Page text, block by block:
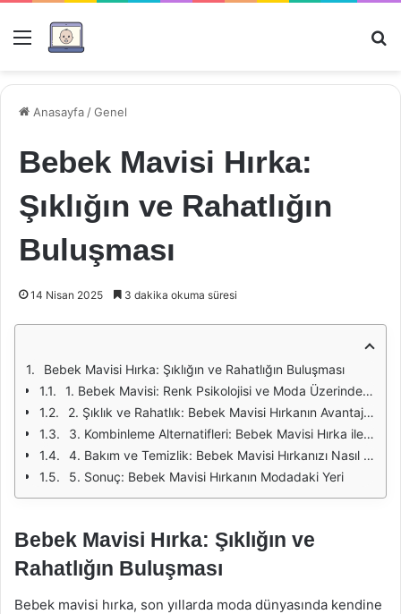
Menü
Anasayfa /Genel
Bebek Mavisi Hırka:
Şıklığın ve Rahatlığın
Buluşması
14 Nisan 2025 3 dakika okuma süresi
Bebek Mavisi Hırka: Şıklığın ve Rahatlığın Buluşması
1. Bebek Mavisi: Renk Psikolojisi ve Moda Üzerindeki Etkisi
2. Şıklık ve Rahatlık: Bebek Mavisi Hırkanın Avantajları
3. Kombinleme Alternatifleri: Bebek Mavisi Hırka ile Stilinizi Yaratın
4. Bakım ve Temizlik: Bebek Mavisi Hırkanızı Nasıl Korursunuz?
5. Sonuç: Bebek Mavisi Hırkanın Modadaki Yeri
Bebek Mavisi Hırka: Şıklığın ve
Rahatlığın Buluşması
Bebek mavisi hırka, son yıllarda moda dünyasında kendine